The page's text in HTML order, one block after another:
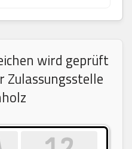
wird geprüft
Zulassungsstelle